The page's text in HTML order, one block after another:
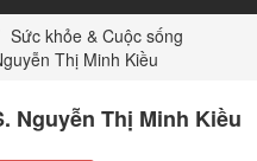
Sức khỏe & Cuộc sống
Thị Minh Kiều
Nguyễn Thị Minh Kiều